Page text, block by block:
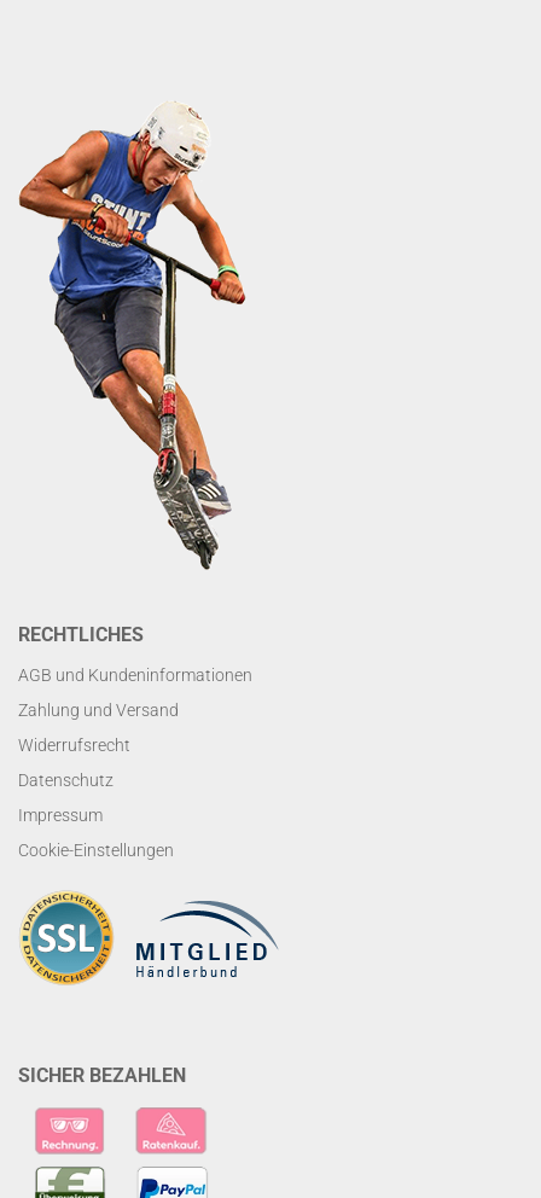
RECHTLICHES
AGB und Kundeninformationen
Zahlung und Versand
Widerrufsrecht
Datenschutz
Impressum
Cookie-Einstellungen
SICHER BEZAHLEN